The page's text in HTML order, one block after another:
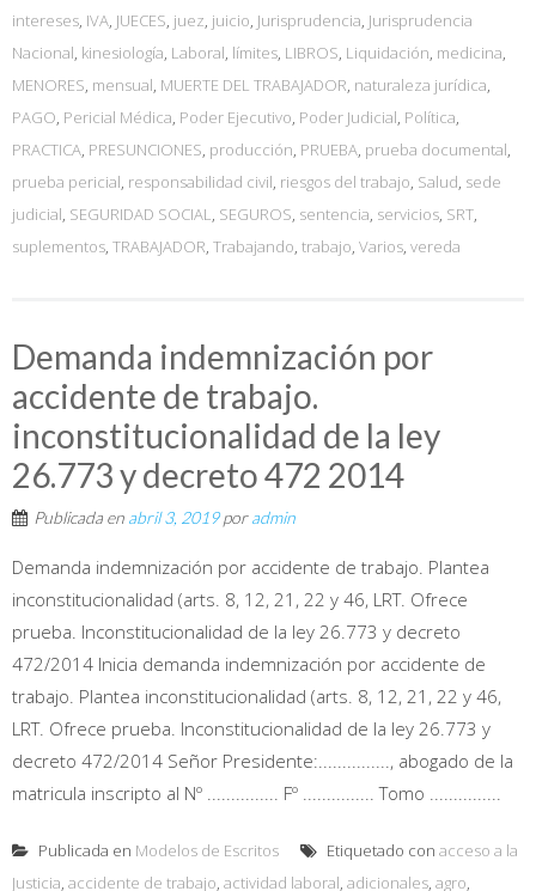
intereses, IVA, JUECES, juez, juicio, Jurisprudencia, Jurisprudencia
Nacional, kinesiología, Laboral, límites, LIBROS, Liquidación, medicina,
MENORES, mensual, MUERTE DEL TRABAJADOR, naturaleza jurídica,
PAGO, Pericial Médica, Poder Ejecutivo, Poder Judicial, Política,
PRACTICA, PRESUNCIONES, producción, PRUEBA, prueba documental,
prueba pericial, responsabilidad civil, riesgos del trabajo, Salud, sede
judicial, SEGURIDAD SOCIAL, SEGUROS, sentencia, servicios, SRT,
suplementos, TRABAJADOR, Trabajando, trabajo, Varios, vereda
Demanda indemnización por
accidente de trabajo.
inconstitucionalidad de la ley
26.773 y decreto 472 2014
Publicada en abril 3, 2019poradmin
Demanda indemnización por accidente de trabajo. Plantea
inconstitucionalidad (arts. 8, 12, 21, 22 y 46, LRT. Ofrece
prueba. Inconstitucionalidad de la ley 26.773 y decreto
472/2014 Inicia demanda indemnización por accidente de
trabajo. Plantea inconstitucionalidad (arts. 8, 12, 21, 22 y 46,
LRT. Ofrece prueba. Inconstitucionalidad de la ley 26.773 y
decreto 472/2014 Señor Presidente:..............., abogado de la
matricula inscripto al Nº ............... Fº ............... Tomo ...............
Publicada en Modelos de Escritos Etiquetado con acceso a la
Justicia, accidente de trabajo, actividad laboral, adicionales, agro,